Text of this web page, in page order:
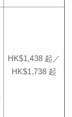
HK$1,438 起／
HK$1,738 起